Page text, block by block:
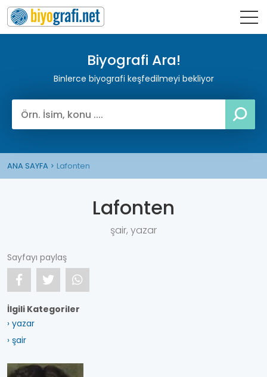
Biyografi Ara!
Binlerce biyografi keşfedilmeyi bekliyor
ANA SAYFA Lafonten
Lafonten
şair, yazar
Sayfayı paylaş
İlgili Kategoriler
› yazar
› şair